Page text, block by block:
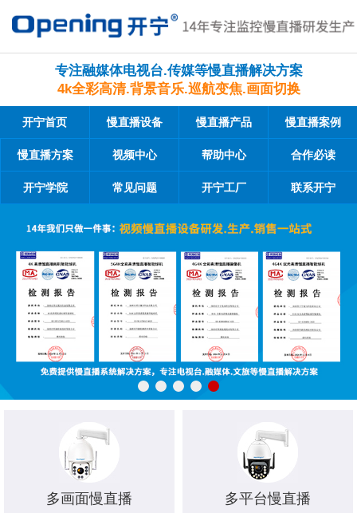
专注融媒体电视台.传媒等慢直播解决方案
4k全彩高清.背景音乐.巡航变焦.画面切换
开宁首页 慢直播设备 慢直播产品 慢直播案例
慢直播方案 视频中心 帮助中心 合作必读
开宁学院 常见问题 开宁工厂 联系开宁
多画面慢直播 多平台慢直播